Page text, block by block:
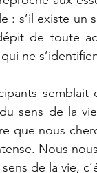
: s’il existe
de toute
ne
semblait
sens de la
que nous
Nous
de la vie,